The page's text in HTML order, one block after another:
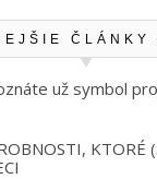
ČLÁNKY
už symbol
KTORÉ